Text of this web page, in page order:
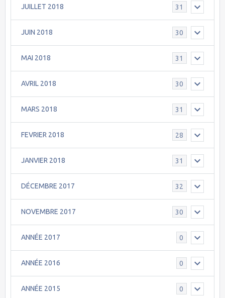
JUILLET 2018 31
JUIN 2018 30
MAI 2018 31
AVRIL 2018 30
MARS 2018 31
FEVRIER 2018 28
JANVIER 2018 31
DÉCEMBRE 2017 32
NOVEMBRE 2017 30
ANNÉE 2017 0
ANNÉE 2016 0
ANNÉE 2015 0